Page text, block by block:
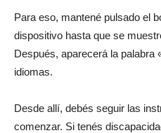
Para eso, mantené pulsado el
dispositivo hasta que se
Después, aparecerá la palabra
idiomas.
Desde allí, debés seguir las
comenzar. Si tenés